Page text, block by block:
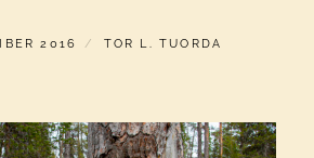
2016 AV
TOR L. TUORDA